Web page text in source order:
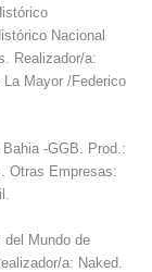
Nacional
Realizador/a:
Mayor /Federico
Bahia -GGB. Prod.:
Otras Empresas:
del Mundo de
a: Naked.